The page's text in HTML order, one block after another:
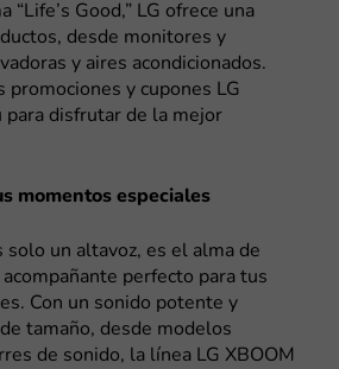
“Life’s Good,” LG ofrece una
desde monitores y
y aires acondicionados.
promociones y cupones LG
para disfrutar de la mejor
momentos especiales
solo un altavoz, es el alma de
perfecto para tus
Con un sonido potente y
tamaño, desde modelos
de sonido, la línea LG XBOOM